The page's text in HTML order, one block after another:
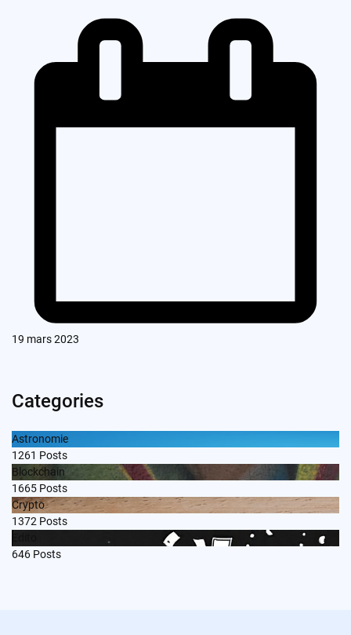
19 mars 2023
Categories
Astronomie
1261 Posts
Blockchain
1665 Posts
Crypto
1372 Posts
646 Posts